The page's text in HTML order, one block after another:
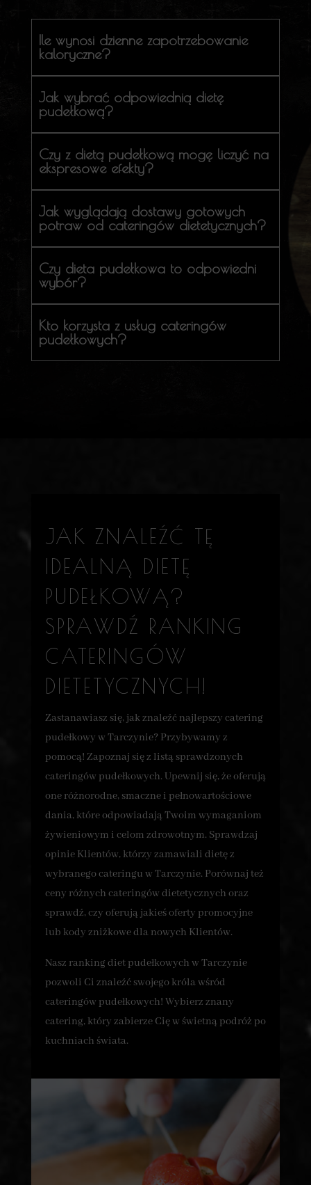
Ile wynosi dzienne zapotrzebowanie
kaloryczne?
Jak wybrać odpowiednią dietę
pudełkową?
Czy z dietą pudełkową mogę liczyć na
ekspresowe efekty?
Jak wyglądają dostawy gotowych
potraw od cateringów dietetycznych?
Czy dieta pudełkowa to odpowiedni
wybór?
Kto korzysta z usług cateringów
pudełkowych?
JAK ZNALEŹĆ TĘ
IDEALNĄ DIETĘ
PUDEŁKOWĄ?
SPRAWDŹ RANKING
CATERINGÓW
DIETETYCZNYCH!
Zastanawiasz się, jak znaleźć najlepszy catering
pudełkowy w Tarczynie? Przybywamy z
pomocą! Zapoznaj się z listą sprawdzonych
cateringów pudełkowych. Upewnij się, że oferują
one różnorodne, smaczne i pełnowartościowe
dania, które odpowiadają Twoim wymaganiom
żywieniowym i celom zdrowotnym. Sprawdzaj
opinie Klientów, którzy zamawiali dietę z
wybranego cateringu w Tarczynie. Porównaj też
ceny różnych cateringów dietetycznych oraz
sprawdź, czy oferują jakieś oferty promocyjne
lub kody zniżkowe dla nowych Klientów.
Nasz ranking diet pudełkowych w Tarczynie
pozwoli Ci znaleźć swojego króla wśród
cateringów pudełkowych! Wybierz znany
catering, który zabierze Cię w świetną podróż po
kuchniach świata.